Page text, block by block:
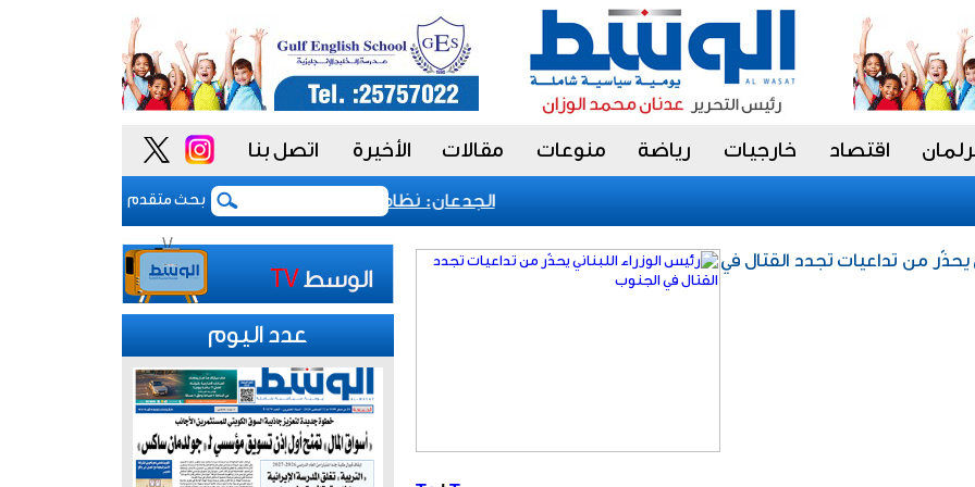
اقتصاد خارجيات رياضة منوعات مقالات الأخيرة اتصل بنا
بحث متقدم
الجدعان: نظام المشتريات يمنح الحكومة السعودية أدوات أكثر
يحذّر من تداعيات تجدد القتال في
عدد اليوم